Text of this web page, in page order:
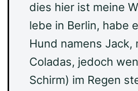
dies hier ist meine
lebe in Berlin, habe
Hund namens Jack,
Coladas, jedoch
Schirm) im Regen